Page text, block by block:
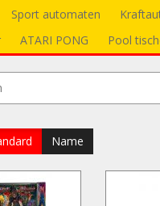
Sport automaten
ATARI PONG Pool
Name